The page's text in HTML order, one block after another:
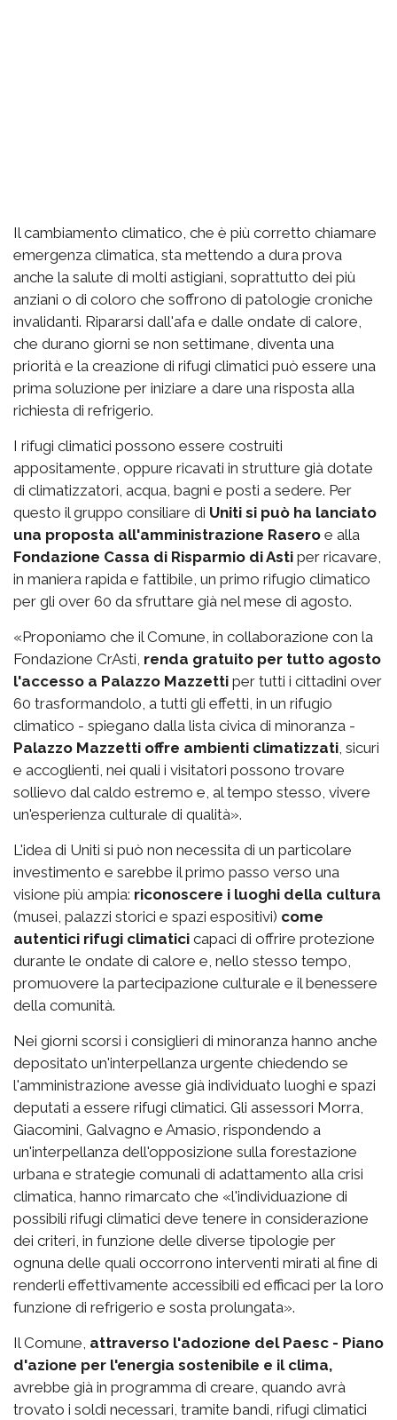
Il cambiamento climatico, che è più corretto chiamare
emergenza climatica, sta mettendo a dura prova
anche la salute di molti astigiani, soprattutto dei più
anziani o di coloro che soffrono di patologie croniche
invalidanti. Ripararsi dall'afa e dalle ondate di calore,
che durano giorni se non settimane, diventa una
priorità e la creazione di rifugi climatici può essere una
prima soluzione per iniziare a dare una risposta alla
richiesta di refrigerio.
I rifugi climatici possono essere costruiti
appositamente, oppure ricavati in strutture già dotate
di climatizzatori, acqua, bagni e posti a sedere. Per
questo il gruppo consiliare di Uniti si può ha lanciato
una proposta all'amministrazione Rasero e alla
Fondazione Cassa di Risparmio di Asti per ricavare,
in maniera rapida e fattibile, un primo rifugio climatico
per gli over 60 da sfruttare già nel mese di agosto.
«Proponiamo che il Comune, in collaborazione con la
Fondazione CrAsti, renda gratuito per tutto agosto
l'accesso a Palazzo Mazzetti per tutti i cittadini over
60 trasformandolo, a tutti gli effetti, in un rifugio
climatico - spiegano dalla lista civica di minoranza -
Palazzo Mazzetti offre ambienti climatizzati, sicuri
e accoglienti, nei quali i visitatori possono trovare
sollievo dal caldo estremo e, al tempo stesso, vivere
un'esperienza culturale di qualità».
L'idea di Uniti si può non necessita di un particolare
investimento e sarebbe il primo passo verso una
visione più ampia: riconoscere i luoghi della cultura
(musei, palazzi storici e spazi espositivi) come
autentici rifugi climatici capaci di offrire protezione
durante le ondate di calore e, nello stesso tempo,
promuovere la partecipazione culturale e il benessere
della comunità.
Nei giorni scorsi i consiglieri di minoranza hanno anche
depositato un'interpellanza urgente chiedendo se
l'amministrazione avesse già individuato luoghi e spazi
deputati a essere rifugi climatici. Gli assessori Morra,
Giacomini, Galvagno e Amasio, rispondendo a
un'interpellanza dell'opposizione sulla forestazione
urbana e strategie comunali di adattamento alla crisi
climatica, hanno rimarcato che «l'individuazione di
possibili rifugi climatici deve tenere in considerazione
dei criteri, in funzione delle diverse tipologie per
ognuna delle quali occorrono interventi mirati al fine di
renderli effettivamente accessibili ed efficaci per la loro
funzione di refrigerio e sosta prolungata».
Il Comune, attraverso l'adozione del Paesc - Piano
d'azione per l'energia sostenibile e il clima,
avrebbe già in programma di creare, quando avrà
trovato i soldi necessari, tramite bandi, rifugi climatici